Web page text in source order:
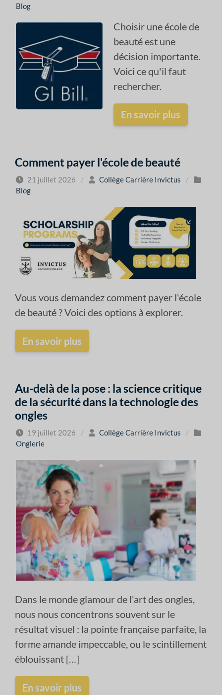
Blog
Choisir une école de
beauté est une
décision importante.
Voici ce qu'il faut
rechercher.
En savoir plus
Comment payer l'école de beauté
21 juillet 2026 / Collège Carrière Invictus
/
Blog
Vous vous demandez comment payer l'école
de beauté ? Voici des options à explorer.
En savoir plus
Au-delà de la pose : la science critique
de la sécurité dans la technologie des
ongles
19 juillet 2026 / Collège Carrière Invictus
/
Onglerie
Dans le monde glamour de l'art des ongles,
nous nous concentrons souvent sur le
résultat visuel : la pointe française parfaite, la
forme amande impeccable, ou le scintillement
éblouissant […]
En savoir plus